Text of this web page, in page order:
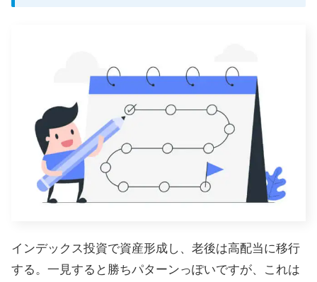
インデックス投資で資産形成し、老後は高配当に移行
する。一見すると勝ちパターンっぽいですが、これは